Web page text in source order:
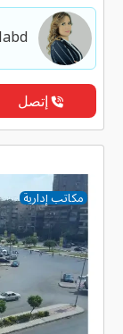
إتصل
مكاتب إدارية